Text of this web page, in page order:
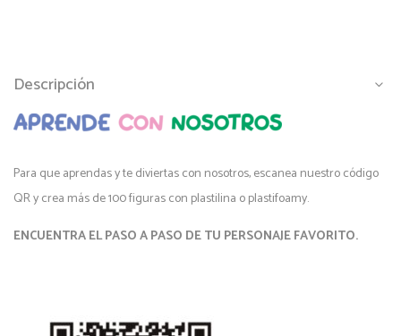
Descripción
Para que aprendas y te diviertas con nosotros, escanea nuestro código
QR y crea más de 100 figuras con plastilina o plastifoamy.
ENCUENTRA EL PASO A PASO DE TU PERSONAJE FAVORITO.